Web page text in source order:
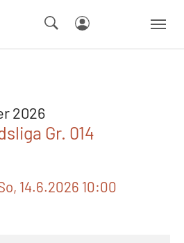
2026
Gr. 014
14.6.2026 10:00